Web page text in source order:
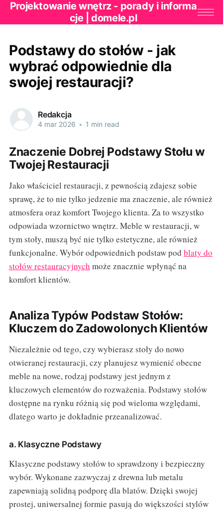
Projektowanie wnętrz - porady i informa
cje | domele.pl
Podstawy do stołów - jak
wybrać odpowiednie dla
swojej restauracji?
Redakcja
4 mar 2026 • 1 min read
Znaczenie Dobrej Podstawy Stołu w
Twojej Restauracji
Jako właściciel restauracji, z pewnością zdajesz sobie
sprawę, że to nie tylko jedzenie ma znaczenie, ale również
atmosfera oraz komfort Twojego klienta. Za to wszystko
odpowiada wzornictwo wnętrz. Meble w restauracji, w
tym stoły, muszą być nie tylko estetyczne, ale również
funkcjonalne. Wybór odpowiednich podstaw pod blaty do
stołów restauracyjnych może znacznie wpłynąć na
komfort klientów.
Analiza Typów Podstaw Stołów:
Kluczem do Zadowolonych Klientów
Niezależnie od tego, czy wybierasz stoły do nowo
otwieranej restauracji, czy planujesz wymienić obecne
meble na nowe, rodzaj podstawy jest jednym z
kluczowych elementów do rozważenia. Podstawy stołów
dostępne na rynku różnią się pod wieloma względami,
dlatego warto je dokładnie przeanalizować.
a. Klasyczne Podstawy
Klasyczne podstawy stołów to sprawdzony i bezpieczny
wybór. Wykonane zazwyczaj z drewna lub metalu
zapewniają solidną podporę dla blatów. Dzięki swojej
prostej, uniwersalnej formie pasują do większości stylów